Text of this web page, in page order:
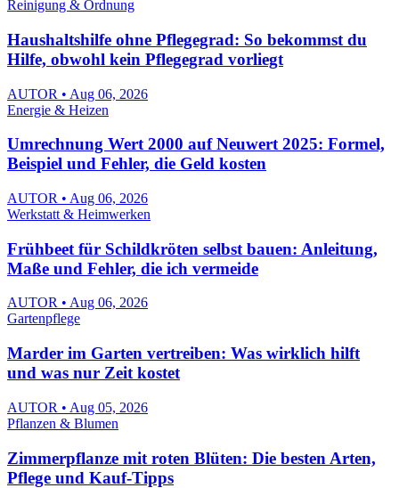
Reinigung & Ordnung
Haushaltshilfe ohne Pflegegrad: So bekommst du
Hilfe, obwohl kein Pflegegrad vorliegt
AUTOR • Aug 06, 2026
Energie & Heizen
Umrechnung Wert 2000 auf Neuwert 2025: Formel,
Beispiel und Fehler, die Geld kosten
AUTOR • Aug 06, 2026
Werkstatt & Heimwerken
Frühbeet für Schildkröten selbst bauen: Anleitung,
Maße und Fehler, die ich vermeide
AUTOR • Aug 06, 2026
Gartenpflege
Marder im Garten vertreiben: Was wirklich hilft
und was nur Zeit kostet
AUTOR • Aug 05, 2026
Pflanzen & Blumen
Zimmerpflanze mit roten Blüten: Die besten Arten,
Pflege und Kauf-Tipps